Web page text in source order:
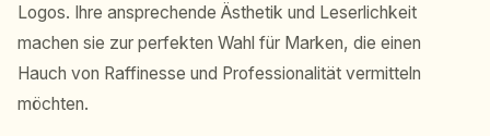
Logos. Ihre ansprechende Ästhetik und Leserlichkeit
machen sie zur perfekten Wahl für Marken, die einen
Hauch von Raffinesse und Professionalität vermitteln
möchten.